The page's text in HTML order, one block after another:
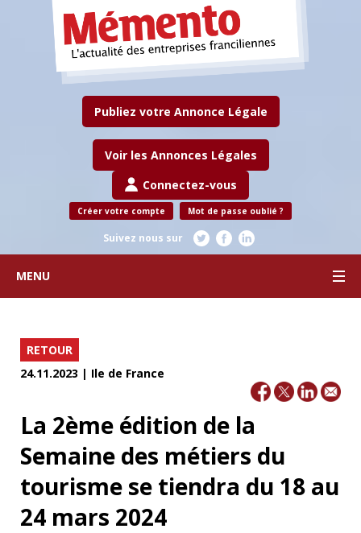
Publiez votre Annonce Légale
Voir les Annonces Légales
Connectez-vous
Créer votre compte Mot de passe oublié ?
Suivez nous sur
MENU
RETOUR
24.11.2023 | Ile de France
La 2ème édition de la
Semaine des métiers du
tourisme se tiendra du 18 au
24 mars 2024